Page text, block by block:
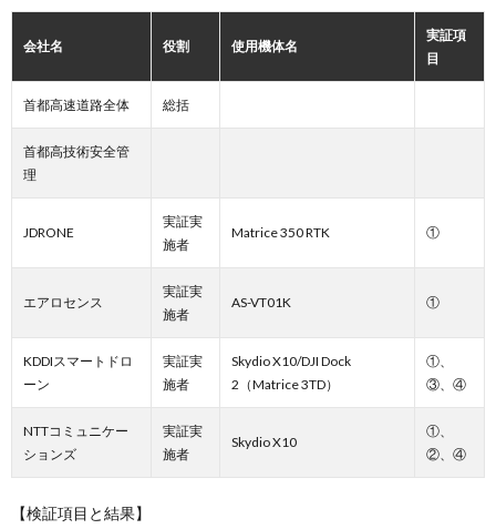
会社名 役割 使用機体名
実証項
目
首都高速道路全体 総括
首都高技術安全管
理
JDRONE
実証実
施者
Matrice 350 RTK ①
エアロセンス
実証実
施者
AS-VT01K ①
KDDIスマートドロ
ーン
実証実
施者
Skydio X10/DJI Dock
2（Matrice 3TD）
①、
③、④
NTTコミュニケー
ションズ
実証実
施者
Skydio X10
①、
②、④
【検証項目と結果】